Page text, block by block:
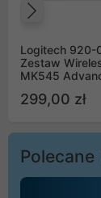
Logitech 920-
Zestaw
MK545
299,00 zł
Polecane